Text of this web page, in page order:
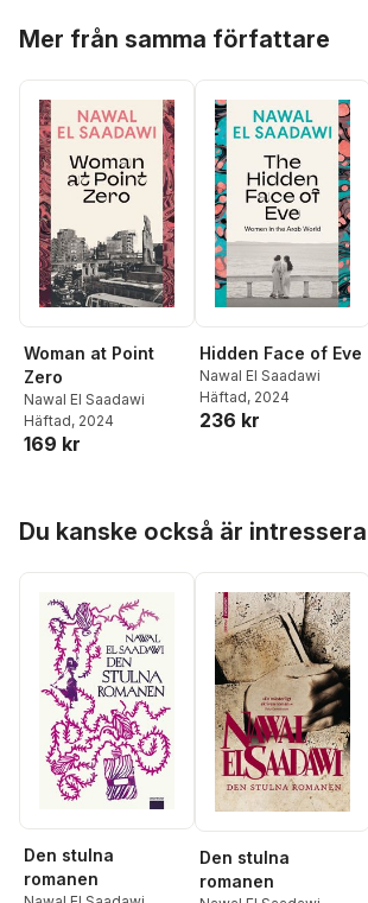
Mer från samma författare
Woman at Point
Zero
Nawal El Saadawi
Häftad, 2024
169 kr
Hidden Face of Eve
Nawal El Saadawi
Häftad, 2024
236 kr
Du kanske också är
Den stulna
romanen
Den stulna
romanen